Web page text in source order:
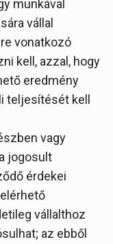
munkával
vállal
vonatkozó
kell, azzal, hogy
eredmény
teljesítését kell
vagy
jogosult
érdekei
vállalthoz
az ebből